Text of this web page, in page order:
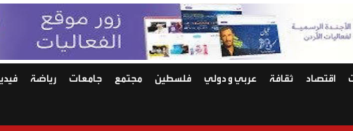
اقتصاد ثقافة عربي و دولي فلسطين مجتمع جامعات رياضة